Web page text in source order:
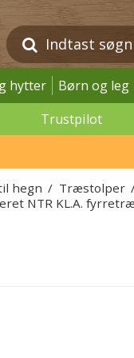
hytter
Børn og leg
Trustpilot
hegn / Træstolper
NTR KL.A.